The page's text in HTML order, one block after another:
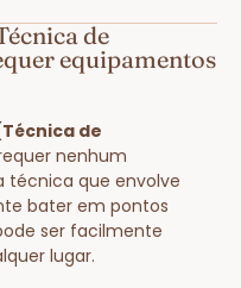
de
equipamentos
de
nenhum
técnica que envolve
bater em pontos
ser facilmente
lugar.